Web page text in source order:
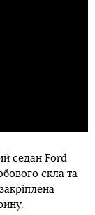
седан Ford
скла та